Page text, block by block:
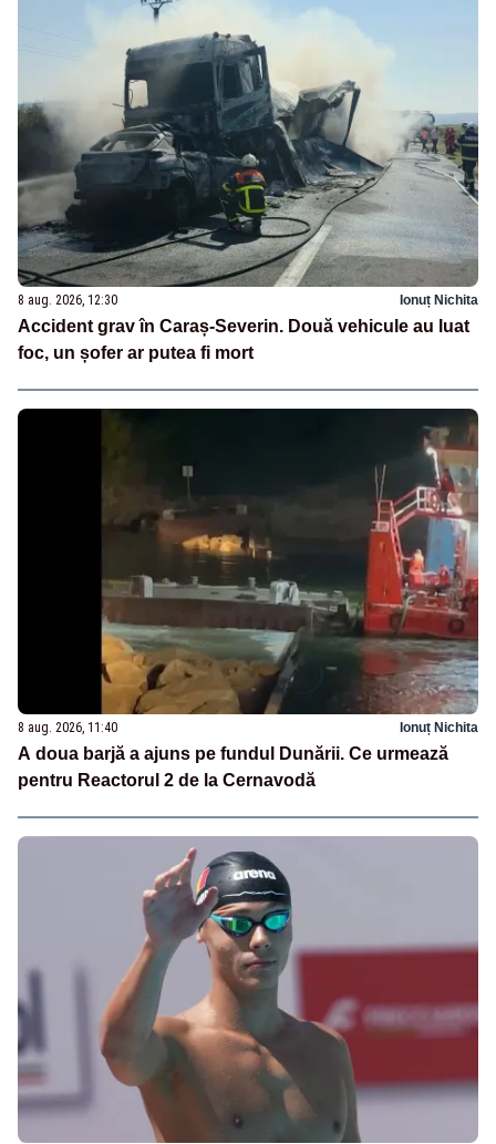
8 aug. 2026, 12:30 Ionuț Nichita
Accident grav în Caraș-Severin. Două vehicule au luat
foc, un șofer ar putea fi mort
8 aug. 2026, 11:40 Ionuț Nichita
A doua barjă a ajuns pe fundul Dunării. Ce urmează
pentru Reactorul 2 de la Cernavodă